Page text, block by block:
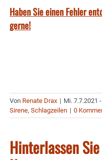
Haben Sie einen Fehler
gerne!
Von Renate Drax | Mi. 7.7.2021
Sirene, Schlagzeilen | 0
Hinterlassen